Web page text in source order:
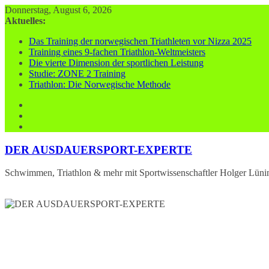
Zum
Inhalt
Donnerstag, August 6, 2026
Aktuelles:
Das Training der norwegischen Triathleten vor Nizza 2025
Training eines 9-fachen Triathlon-Weltmeisters
Die vierte Dimension der sportlichen Leistung
Studie: ZONE 2 Training
Triathlon: Die Norwegische Methode
DER AUSDAUERSPORT-EXPERTE
Schwimmen, Triathlon & mehr mit Sportwissenschaftler Holger